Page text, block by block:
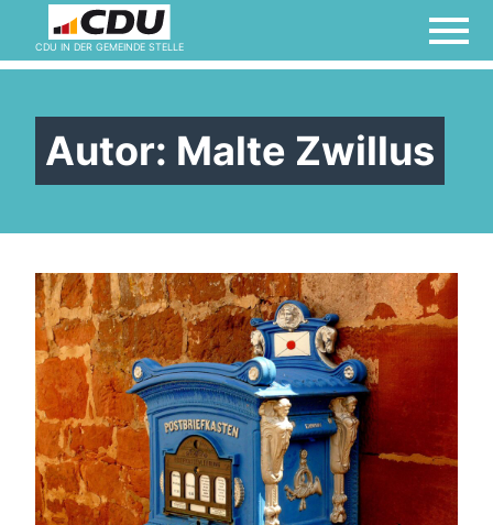
CDU IN DER GEMEINDE STELLE
Autor: Malte Zwillus